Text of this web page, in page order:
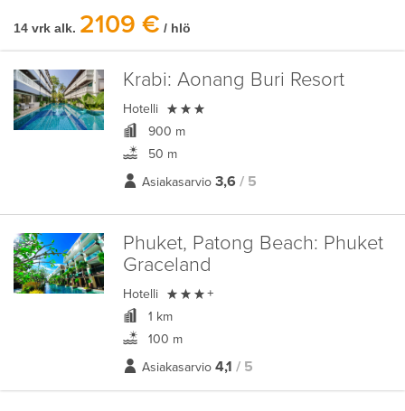
14 vrk alk. 2109 € / hlö
Krabi: Aonang Buri Resort
Hotelli 
900 m
50 m
Asiakasarvio 3,6 / 5
Phuket, Patong Beach: Phuket
Graceland
Hotelli  +
1 km
100 m
Asiakasarvio 4,1 / 5